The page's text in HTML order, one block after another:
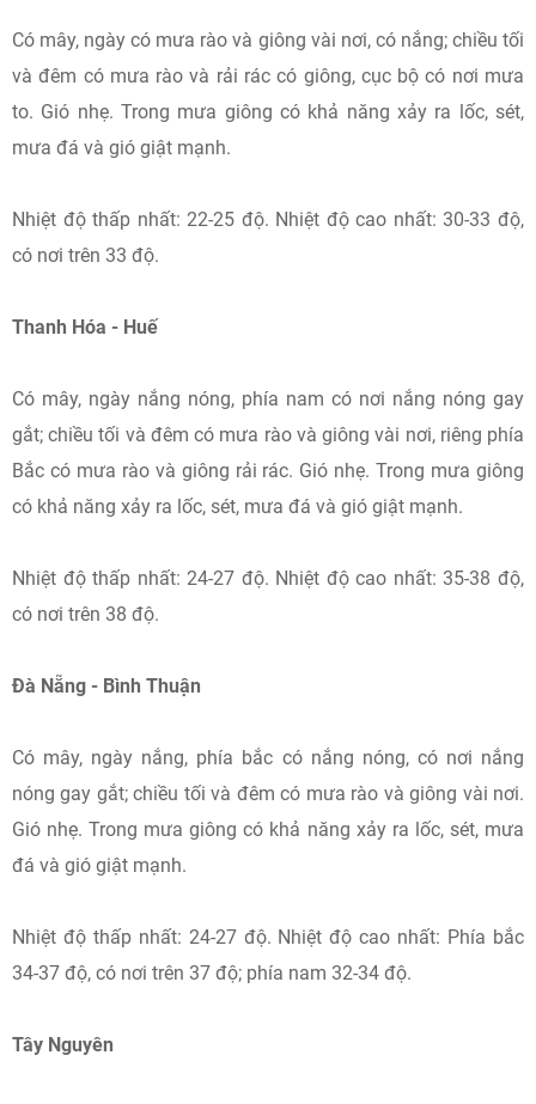
Có mây, ngày có mưa rào và giông vài nơi, có nắng; chiều tối
và đêm có mưa rào và rải rác có giông, cục bộ có nơi mưa
to. Gió nhẹ. Trong mưa giông có khả năng xảy ra lốc, sét,
mưa đá và gió giật mạnh.
Nhiệt độ thấp nhất: 22-25 độ. Nhiệt độ cao nhất: 30-33 độ,
có nơi trên 33 độ.
Thanh Hóa - Huế
Có mây, ngày nắng nóng, phía nam có nơi nắng nóng gay
gắt; chiều tối và đêm có mưa rào và giông vài nơi, riêng phía
Bắc có mưa rào và giông rải rác. Gió nhẹ. Trong mưa giông
có khả năng xảy ra lốc, sét, mưa đá và gió giật mạnh.
Nhiệt độ thấp nhất: 24-27 độ. Nhiệt độ cao nhất: 35-38 độ,
có nơi trên 38 độ.
Đà Nẵng - Bình Thuận
Có mây, ngày nắng, phía bắc có nắng nóng, có nơi nắng
nóng gay gắt; chiều tối và đêm có mưa rào và giông vài nơi.
Gió nhẹ. Trong mưa giông có khả năng xảy ra lốc, sét, mưa
đá và gió giật mạnh.
Nhiệt độ thấp nhất: 24-27 độ. Nhiệt độ cao nhất: Phía bắc
34-37 độ, có nơi trên 37 độ; phía nam 32-34 độ.
Tây Nguyên